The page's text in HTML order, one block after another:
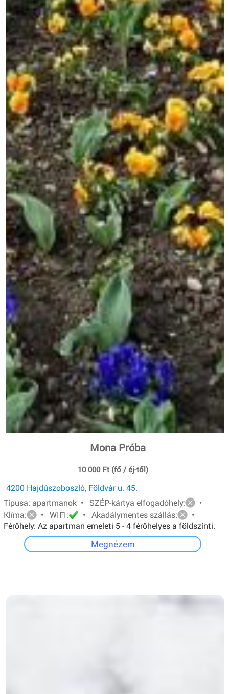
Mona Próba
10 000 Ft (fő / éj-től)
4200 Hajdúszoboszló, Földvár u. 45.
Típusa: apartmanok • SZÉP-kártya elfogadóhely:
•
Klíma:
• WIFI: • Akadálymentes szállás:
•
Férőhely: Az apartman emeleti 5 - 4 férőhelyes a földszínti.
Mindkét apartmanban van: egy - egy franciaágy és két ill.
három egyszemélyes ágy.Megnézem